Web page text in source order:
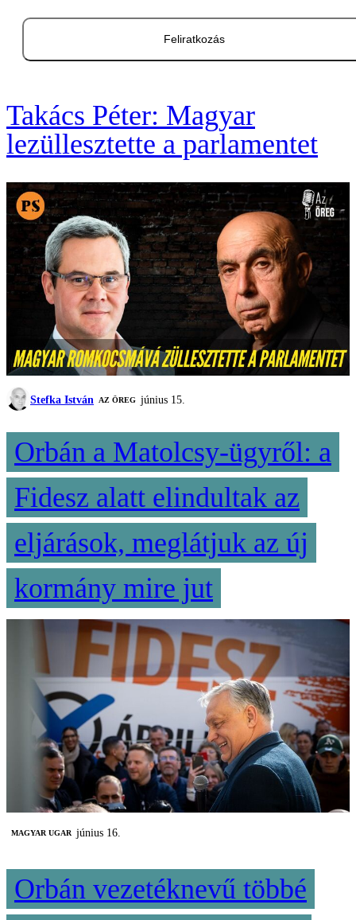
Feliratkozás
Takács Péter: Magyar
lezüllesztette a parlamentet
Stefka István AZ ÖREG június 15.
Orbán a Matolcsy-ügyről: a
Fidesz alatt elindultak az
eljárások, meglátjuk az új
kormány mire jut
MAGYAR UGAR június 16.
Orbán vezetéknevű többé